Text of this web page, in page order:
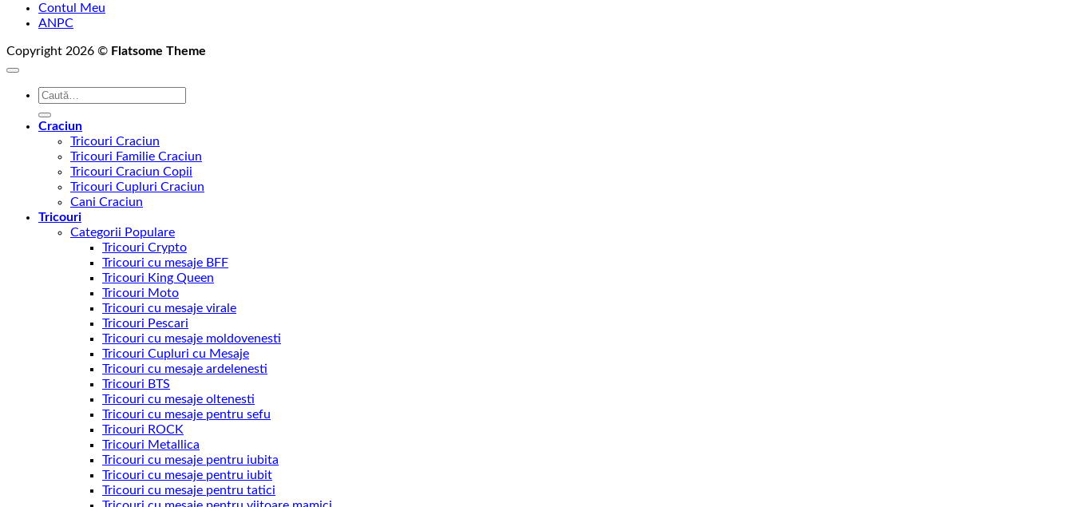
Contul Meu
ANPC
Copyright 2026 © Flatsome Theme
Caută
Craciun
Tricouri Craciun
Tricouri Familie Craciun
Tricouri Craciun Copii
Tricouri Cupluri Craciun
Cani Craciun
Tricouri
Categorii Populare
Tricouri Crypto
Tricouri cu mesaje BFF
Tricouri King Queen
Tricouri Moto
Tricouri cu mesaje virale
Tricouri Pescari
Tricouri cu mesaje moldovenesti
Tricouri Cupluri cu Mesaje
Tricouri cu mesaje ardelenesti
Tricouri BTS
Tricouri cu mesaje oltenesti
Tricouri cu mesaje pentru sefu
Tricouri ROCK
Tricouri Metallica
Tricouri cu mesaje pentru iubita
Tricouri cu mesaje pentru iubit
Tricouri cu mesaje pentru tatici